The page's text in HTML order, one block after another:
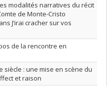
modalités narratives du récit
de Monte-Cristo
J’irai cracher sur vos
de la rencontre en
siècle : une mise en scène du
et raison